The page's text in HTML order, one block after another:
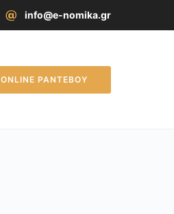
info@e-nomika.gr
ONLINE ΡΑΝΤΕΒΟΥ